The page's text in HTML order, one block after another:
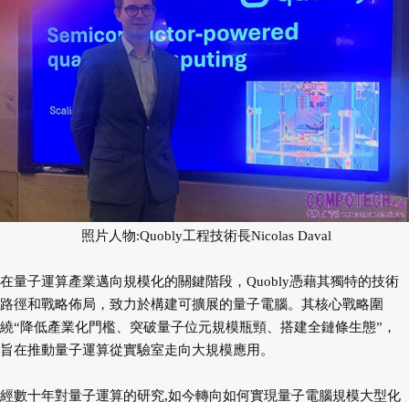
照片人物:Quobly工程技術長Nicolas Daval
在量子運算產業邁向規模化的關鍵階段，Quobly憑藉其獨特的技術
路徑和戰略佈局，致力於構建可擴展的量子電腦。其核心戰略圍
繞“降低產業化門檻、突破量子位元規模瓶頸、搭建全鏈條生態”，
旨在推動量子運算從實驗室走向大規模應用。
經數十年對量子運算的研究,如今轉向如何實現量子電腦規模大型化